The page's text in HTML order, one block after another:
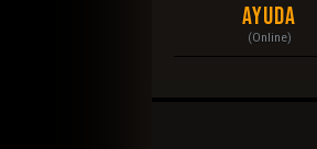
Ayuda
(Online)